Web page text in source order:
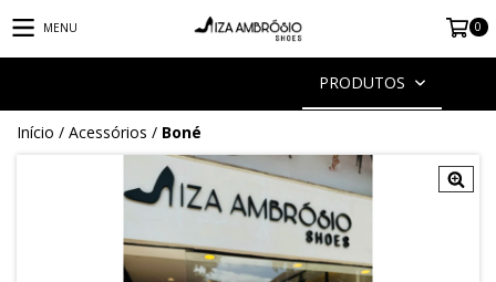
MENU 0
PRODUTOS
Início / Acessórios / Boné